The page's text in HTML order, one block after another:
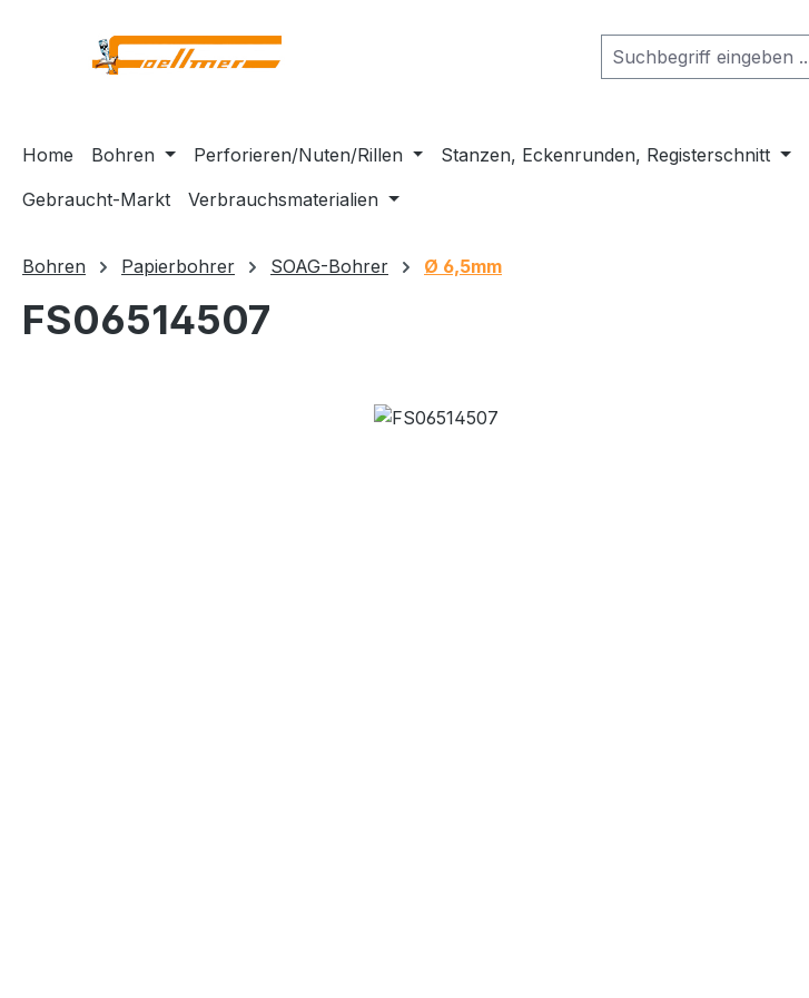
Home Bohren Perforieren/Nuten/Rillen Stanzen, Eckenrunden, Registerschnitt
Gebraucht-Markt
Verbrauchsmaterialien
Bohren Papierbohrer SOAG-Bohrer Ø 6,5mm
FS06514507